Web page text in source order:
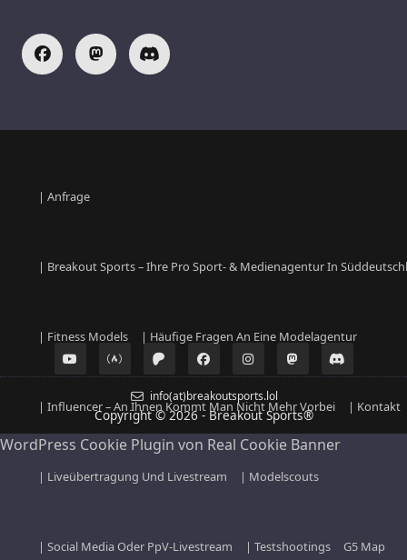
| Anfrage
| Breakout Sports – Ihre Pro Sport- & Medienagentur In
| Fitness Models | Häufige Fragen An Eine Modelagentur
| Influencer – An Ihnen Kommt Man Nicht Mehr Vorbei | Kontakt
| Liveübertragung Und Livestream | Modelscouts
| Social Media Oder PpV-Livestream | Testshootings G5 Map
info(at)breakoutsports.lol
Copyright © 2026 - Breakout Sports®
WordPress Cookie Plugin von Real Cookie Banner